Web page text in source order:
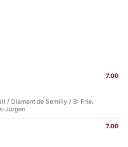
7.00
/ Diamant de Semilly / B: Frie,
Jürgen
7.00